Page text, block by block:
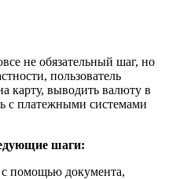
не обязательный шаг, но
пользователь
карту, выводить валюту в
с платежными системами
шаги:
помощью документа,